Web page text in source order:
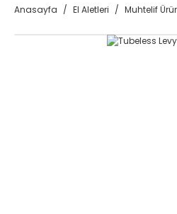
Anasayfa El Aletleri Muhtelif